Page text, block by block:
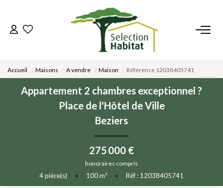
ACCUEIL
NOS BIENS
VENDRE UN BIEN
DÉPOSEZ VOTRE RECHERCHE
NOUS REJOINDRE
Accueil Maisons A vendre Maison Référence 12038405741
Appartement 2 chambres exceptionnel ?
Place de l'Hôtel de Ville
Beziers
275 000 €
honoraires compris
4pièce(s) • 100m² • Réf : 12038405741